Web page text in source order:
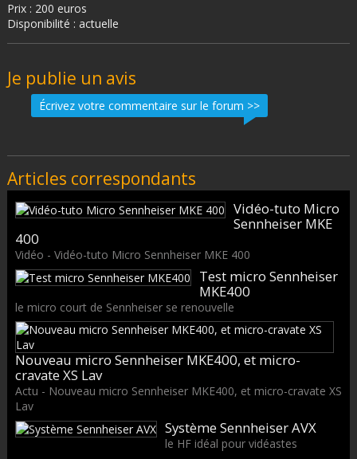
Prix : 200 euros
Disponibilité : actuelle
Je publie un avis
Écrivez votre commentaire sur le forum >>
Articles correspondants
Vidéo-tuto Micro
Sennheiser MKE
400
Vidéo - Vidéo-tuto Micro Sennheiser MKE 400
Test micro Sennheiser
MKE400
le micro court de Sennheiser se renouvelle
Nouveau micro Sennheiser MKE400, et micro-
cravate XS Lav
Actu - Nouveau micro Sennheiser MKE400, et micro-cravate XS
Lav
Système Sennheiser AVX
le HF idéal pour vidéastes